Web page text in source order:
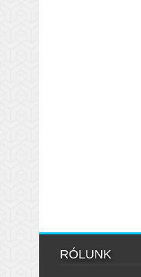
RÓLUNK